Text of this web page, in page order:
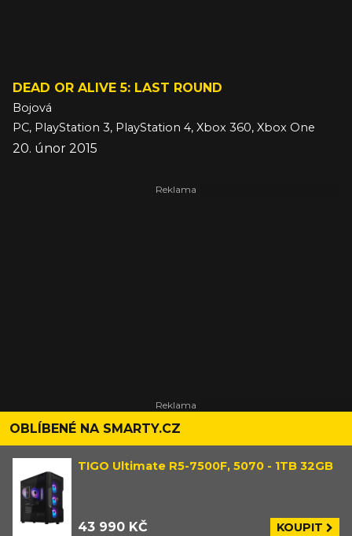
DEAD OR ALIVE 5: LAST ROUND
Bojová
PC, PlayStation 3, PlayStation 4, Xbox 360, Xbox One
20. únor 2015
OBLÍBENÉ NA SMARTY.CZ
TIGO Ultimate R5-7500F, 5070 - 1TB 32GB
43 990 KČ KOUPIT